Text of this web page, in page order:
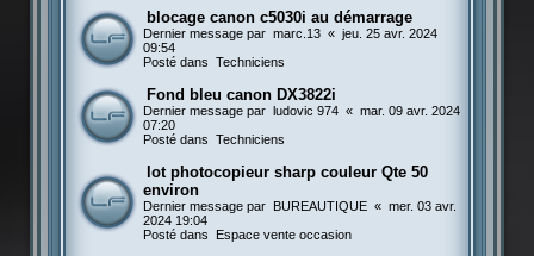
blocage canon c5030i au démarrage
Dernier message par marc.13 « jeu. 25 avr. 2024
09:54
Posté dans Techniciens
Fond bleu canon DX3822i
Dernier message par ludovic 974 « mar. 09 avr. 2024
07:20
Posté dans Techniciens
lot photocopieur sharp couleur Qte 50
environ
Dernier message par BUREAUTIQUE « mer. 03 avr.
2024 19:04
Posté dans
Espace vente occasion